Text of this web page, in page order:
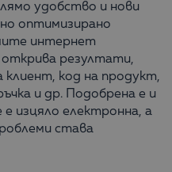
удобство и нови
оптимизирано
интернет
резултати,
клиент, код на продукт,
и др. Подобрена е и
изцяло електронна, а
става